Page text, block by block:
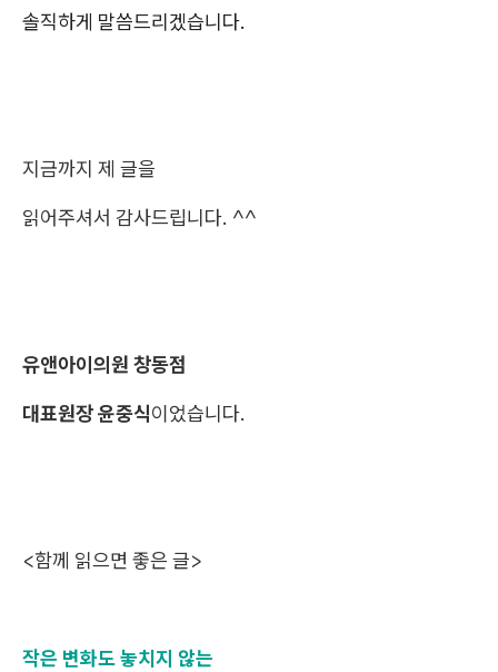
솔직하게 말씀드리겠습니다.
지금까지 제 글을
읽어주셔서 감사드립니다. ^^
유앤아이의원 창동점
대표원장 윤중식이었습니다.
<함께 읽으면 좋은 글>
작은 변화도 놓치지 않는